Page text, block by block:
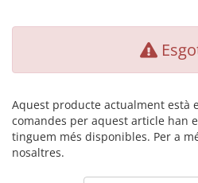
Aquest producte actualment està
comandes per aquest article han
tinguem més disponibles. Per a
nosaltres.